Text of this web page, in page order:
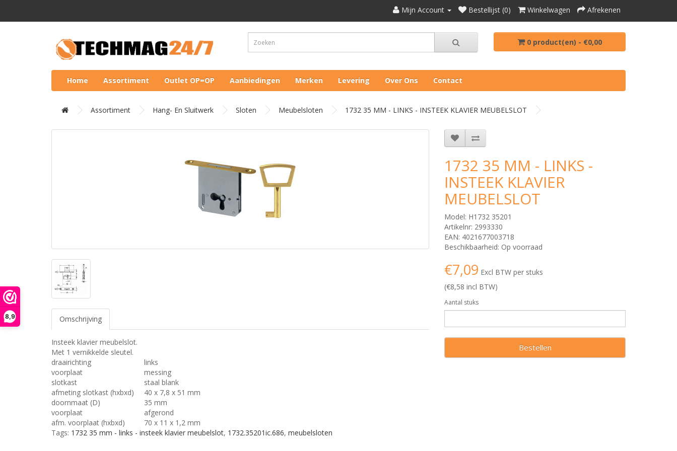
8,9
Mijn Account Bestellijst (0) Winkelwagen Afrekenen
0 product(en) - €0,00
Home Assortiment Outlet OP=OP Aanbiedingen Merken Levering Over Ons Contact
Assortiment Hang- En Sluitwerk Sloten Meubelsloten 1732 35 MM - LINKS - INSTEEK KLAVIER MEUBELSLOT
Omschrijving
Insteek klavier meubelslot.
Met 1 vernikkelde sleutel.
draairichting
links
voorplaat
messing
slotkast
staal blank
afmeting slotkast (hxbxd)
40 x 7,8 x 51 mm
doornmaat (D)
35 mm
voorplaat
afgerond
afm. voorplaat (hxbxd)
70 x 11 x 1,2 mm
1732 35 MM - LINKS -
INSTEEK KLAVIER
MEUBELSLOT
Model: H1732 35201
Artikelnr: 2993330
EAN: 4021677003718
Beschikbaarheid: Op voorraad
€7,09 Excl BTW per stuks
(€8,58 incl BTW)
Aantal stuks
Bestellen
Tags: 1732 35 mm - links - insteek klavier meubelslot, 1732.35201ic.686, meubelsloten